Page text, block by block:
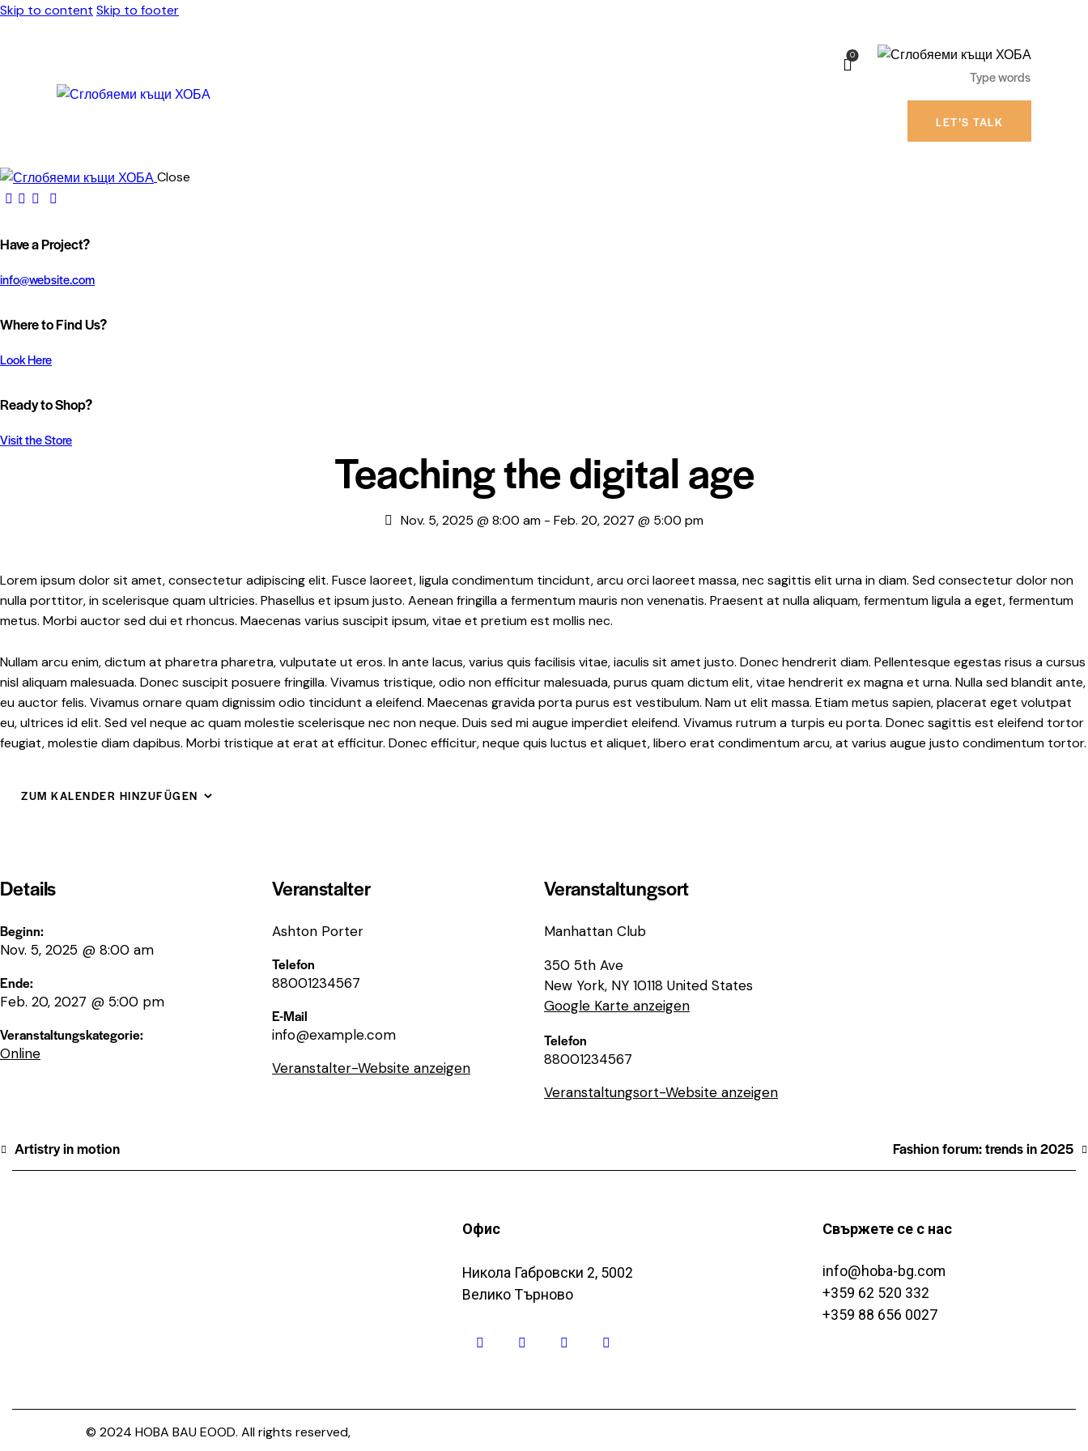
Skip to content Skip to footer
0
LET’S TALK
Close
Have a Project?
info@website.com
Where to Find Us?
Look Here
Ready to Shop?
Visit the Store
Teaching the digital age
Nov. 5, 2025 @ 8:00 am - Feb. 20, 2027 @ 5:00 pm
Lorem ipsum dolor sit amet, consectetur adipiscing elit. Fusce laoreet, ligula condimentum tincidunt, arcu orci laoreet massa, nec sagittis elit urna in diam. Sed consectetur dolor non
nulla porttitor, in scelerisque quam ultricies. Phasellus et ipsum justo. Aenean fringilla a fermentum mauris non venenatis. Praesent at nulla aliquam, fermentum ligula a eget, fermentum
metus. Morbi auctor sed dui et rhoncus. Maecenas varius suscipit ipsum, vitae et pretium est mollis nec.
Nullam arcu enim, dictum at pharetra pharetra, vulputate ut eros. In ante lacus, varius quis facilisis vitae, iaculis sit amet justo. Donec hendrerit diam. Pellentesque egestas risus a cursus
nisl aliquam malesuada. Donec suscipit posuere fringilla. Vivamus tristique, odio non efficitur malesuada, purus quam dictum elit, vitae hendrerit ex magna et urna. Nulla sed blandit ante,
eu auctor felis. Vivamus ornare quam dignissim odio tincidunt a eleifend. Maecenas gravida porta purus est vestibulum. Nam ut elit massa. Etiam metus sapien, placerat eget volutpat
eu, ultrices id elit. Sed vel neque ac quam molestie scelerisque nec non neque. Duis sed mi augue imperdiet eleifend. Vivamus rutrum a turpis eu porta. Donec sagittis est eleifend tortor
feugiat, molestie diam dapibus. Morbi tristique at erat at efficitur. Donec efficitur, neque quis luctus et aliquet, libero erat condimentum arcu, at varius augue justo condimentum tortor.
ZUM KALENDER HINZUFÜGEN
Details
Beginn:
Nov. 5, 2025 @ 8:00 am
Ende:
Feb. 20, 2027 @ 5:00 pm
Veranstaltungskategorie:
Online
Veranstalter
Ashton Porter
Telefon
88001234567
E-Mail
info@example.com
Veranstalter-Website anzeigen
Veranstaltungsort
Manhattan Club
350 5th Ave
New York, NY 10118 United States
Google Karte anzeigen
Telefon
88001234567
Veranstaltungsort-Website anzeigen
Artistry in motion Fashion forum: trends in 2025
Офис
Никола Габровски 2, 5002
Велико Търново
Свържете се с нас
info@hoba-bg.com
+359 62 520 332
+359 88 656 0027
© 2024 HOBA BAU EOOD. All rights reserved,